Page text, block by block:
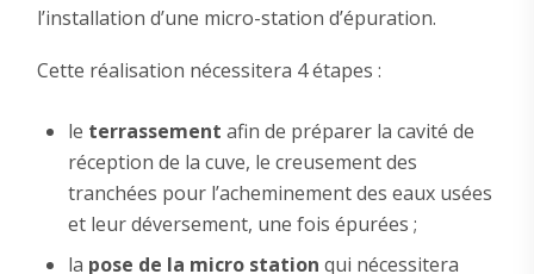
l’installation d’une micro-station d’épuration.
Cette réalisation nécessitera 4 étapes :
le terrassement afin de préparer la cavité de
réception de la cuve, le creusement des
tranchées pour l’acheminement des eaux usées
et leur déversement, une fois épurées ;
la pose de la micro station qui nécessitera